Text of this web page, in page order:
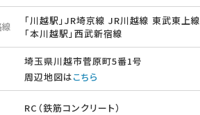
「川越駅」JR埼京線 JR川越線 東武東上線
「本川越駅」西武新宿線
埼玉県川越市菅原町5番1号
周辺地図はこちら
RC（鉄筋コンクリート）